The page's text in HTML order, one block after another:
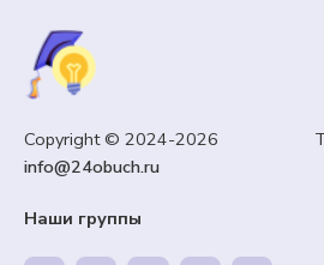
ТВОРЧЕСТВО (АППЛИКАЦИИ, ПОДЕЛКИ)
Открытка поделка на 1
Copyright © 2024-2026
info@24obuch.ru
Наши группы